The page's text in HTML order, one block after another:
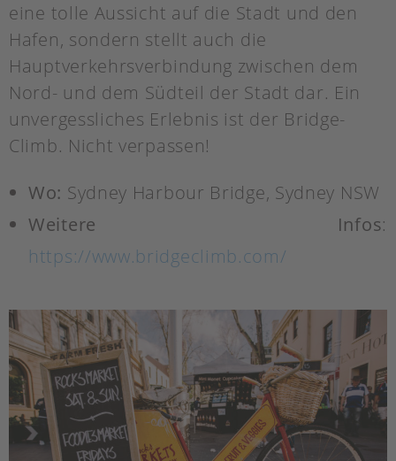
eine tolle Aussicht auf die Stadt und den
Hafen, sondern stellt auch die
Hauptverkehrsverbindung zwischen dem
Nord- und dem Südteil der Stadt dar. Ein
unvergessliches Erlebnis ist der Bridge-
Climb. Nicht verpassen!
Wo: Sydney Harbour Bridge, Sydney NSW
Weitere Infos:
https://www.bridgeclimb.com/